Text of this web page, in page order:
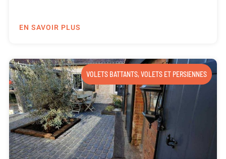
EN SAVOIR PLUS
VOLETS BATTANTS,VOLETS ET PERSIENNES